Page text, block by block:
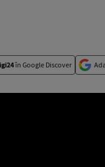
în Google Discover